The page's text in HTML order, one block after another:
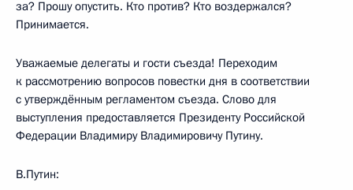
за? Прошу опустить. Кто против? Кто воздержался?
Принимается.
Уважаемые делегаты и гости съезда! Переходим
к рассмотрению вопросов повестки дня в соответствии
с утверждённым регламентом съезда. Слово для
выступления предоставляется Президенту Российской
Федерации Владимиру Владимировичу Путину.
В.Путин: